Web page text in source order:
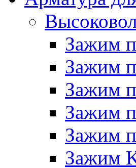
Зажим
Зажим
Зажим
Зажим
Зажим
Зажим